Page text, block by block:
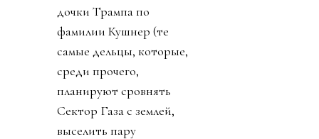
дочки Трампа по
фамилии Кушнер (те
самые дельцы, которые,
среди прочего,
планируют сровнять
Сектор Газа с землей,
выселить пару